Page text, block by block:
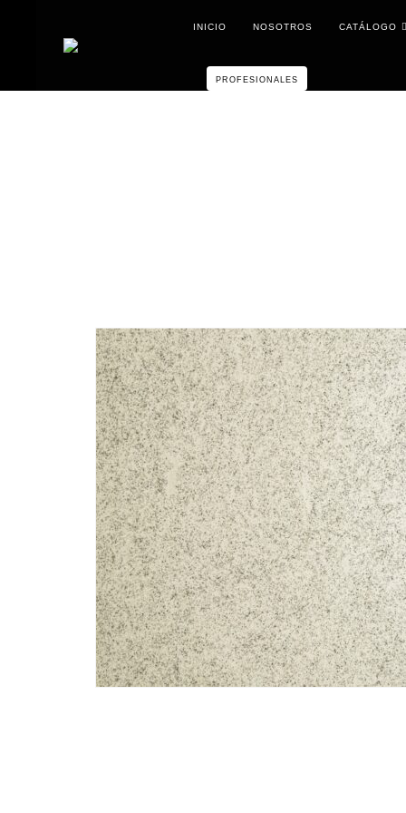
INICIO NOSOTROS CATÁLOGO
PROFESIONALES